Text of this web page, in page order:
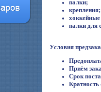
палки;
крепления;
палки для
Условия
Приём
Срок
Кратность